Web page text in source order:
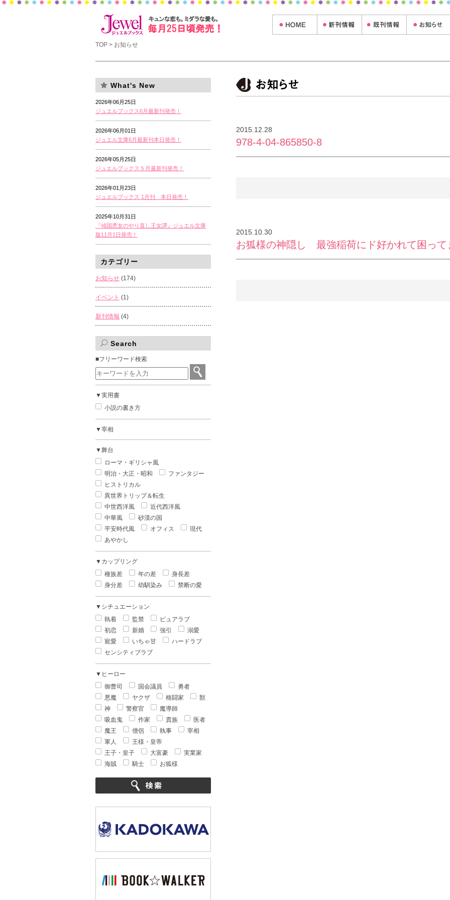
TOP > お知らせ
What's New
2026年06月25日
ジュエルブックス6月最新刊発売！
2026年06月01日
ジュエル文庫6月最新刊本日発売！
2026年05月25日
ジュエルブックス５月最新刊発売！
2026年01月23日
ジュエルブックス 1月刊 本日発売！
2025年10月31日
『傾国悪女のやり直し王女譚』ジュエル文庫
版11月1日発売！
カテゴリー
お知らせ (174)
イベント (1)
新刊情報 (4)
Search
■フリーワード検索
▼実用書
小説の書き方
▼宰相
▼舞台
ローマ・ギリシャ風
明治・大正・昭和
ファンタジー
ヒストリカル
異世界トリップ＆転生
中世西洋風
近代西洋風
中華風
砂漠の国
平安時代風
オフィス
現代
あやかし
▼カップリング
種族差
年の差
身長差
身分差
幼馴染み 禁断の愛
▼シチュエーション
執着
監禁
ピュアラブ
初恋
新婚 強引
溺愛
寵愛
いちゃ甘
ハードラブ
センシティブラブ
▼ヒーロー
御曹司
国会議員
勇者
悪魔
ヤクザ 格闘家
獣
神
警察官
魔導師
吸血鬼
作家 貴族
医者
魔王
僧侶 執事
宰相
軍人
王様・皇帝
王子・皇子
大富豪
実業家
海賊
騎士 お狐様
2015.12.28
978-4-04-865850-8
2015.10.30
お狐様の神隠し 最強稲荷にド好かれて困って